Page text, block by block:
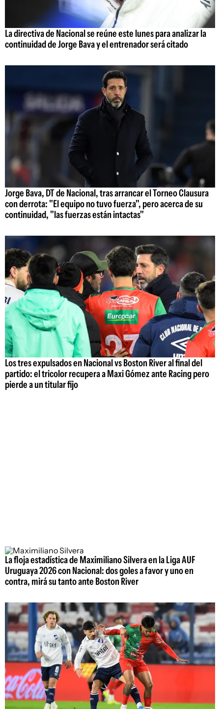
La directiva de Nacional se reúne este lunes para analizar la
continuidad de Jorge Bava y el entrenador será citado
Jorge Bava, DT de Nacional, tras arrancar el Torneo Clausura
con derrota: "El equipo no tuvo fuerza", pero acerca de su
continuidad, "las fuerzas están intactas"
Los tres expulsados en Nacional vs Boston River al final del
partido: el tricolor recupera a Maxi Gómez ante Racing pero
pierde a un titular fijo
La floja estadística de Maximiliano Silvera en la Liga AUF
Uruguaya 2026 con Nacional: dos goles a favor y uno en
contra, mirá su tanto ante Boston River